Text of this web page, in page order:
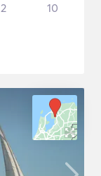
2 10